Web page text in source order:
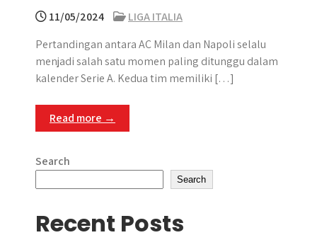
11/05/2024
LIGA ITALIA
Pertandingan antara AC Milan dan Napoli selalu
menjadi salah satu momen paling ditunggu dalam
kalender Serie A. Kedua tim memiliki […]
Read more →
Search
Search
Recent Posts